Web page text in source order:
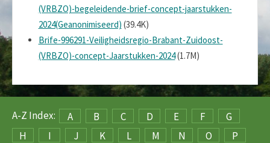
(VRBZO)-begeleidende-brief-concept-jaarstukken-
2024(Geanonimiseerd) (39.4K)
Brife-996291-Veiligheidsregio-Brabant-Zuidoost-
(VRBZO)-concept-Jaarstukken-2024(1.7M)
A-Z Index: A B C D E F
G
H
I J K L M N O
P